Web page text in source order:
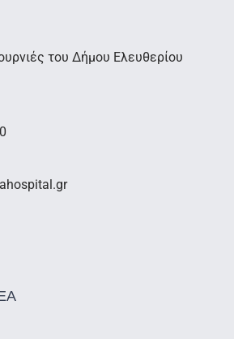
του Δήμου Ελευθερίου